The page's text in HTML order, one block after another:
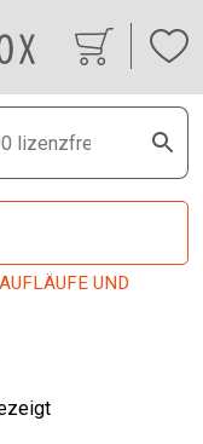
UND
Nach